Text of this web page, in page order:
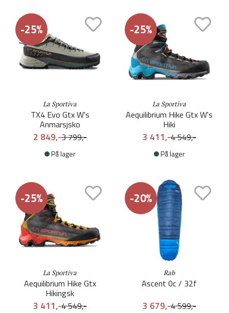
-25%
La Sportiva
TX4 Evo Gtx W's
Anmarsjsko
3 799,-
2 849,-
På lager
-25%
La Sportiva
Aequilibrium Hike Gtx W's
Hiki
4 549,-
3 411,-
På lager
-25%
La Sportiva
Aequilibrium Hike Gtx
Hikingsk
4 549,-
3 411,-
-20%
Rab
Ascent 0c / 32f
4 599,-
3 679,-